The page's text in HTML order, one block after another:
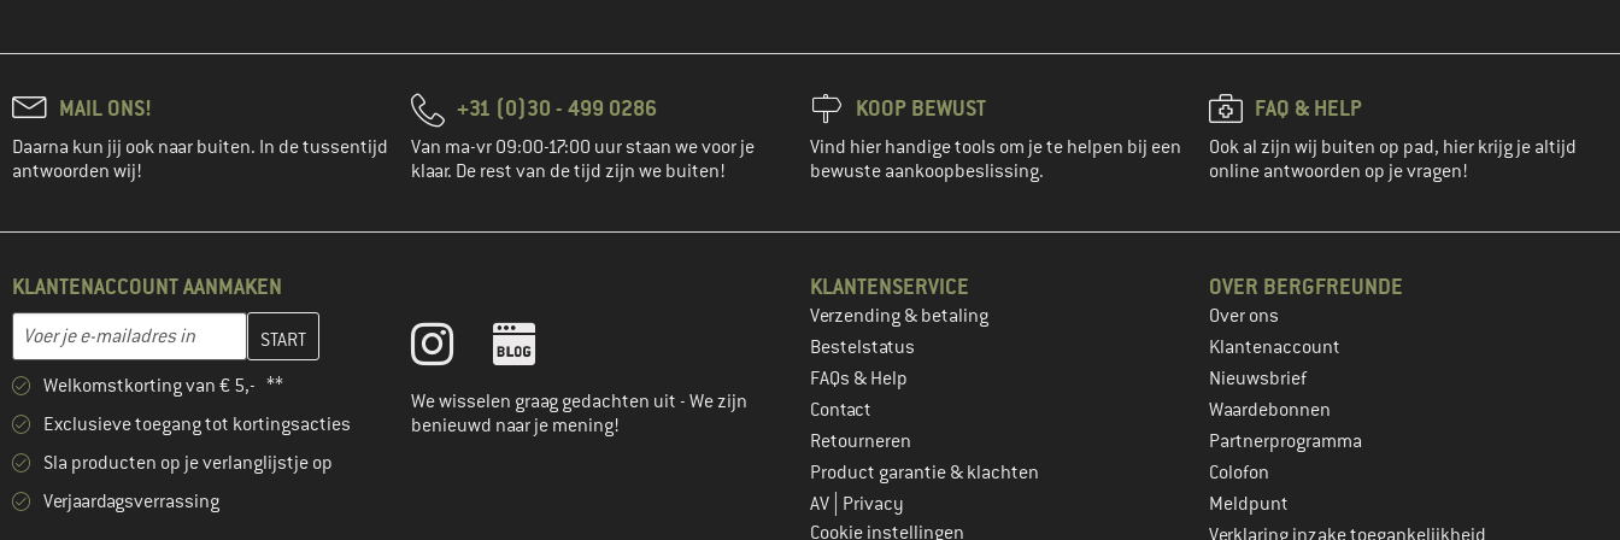
MAIL ONS!
Daarna kun jij ook naar buiten. In de tussentijd
antwoorden wij!
+31 (0)30 - 499 0286
Van ma-vr 09:00-17:00 uur staan we voor je
klaar. De rest van de tijd zijn we buiten!
KOOP BEWUST
Vind hier handige tools om je te helpen bij een
bewuste aankoopbeslissing.
FAQ & HELP
Ook al zijn wij buiten op pad, hier krijg je altijd
online antwoorden op je vragen!
KLANTENACCOUNT AANMAKEN
E-mailadres
Vul je e-mailadres hier in en maak in de volgende stap je klantenaccount aan
Welkomstkorting van € 5,- **
Exclusieve toegang tot kortingsacties
Sla producten op je verlanglijstje op
Verjaardagsverrassing
We wisselen graag gedachten uit - We zijn
benieuwd naar je mening!
KLANTENSERVICE
Verzending & betaling
Bestelstatus
FAQs & Help
Contact
Retourneren
Product garantie & klachten
AV Privacy
Cookie instellingen
OVER BERGFREUNDE
Over ons
Klantenaccount
Nieuwsbrief
Waardebonnen
Partnerprogramma
Colofon
Meldpunt